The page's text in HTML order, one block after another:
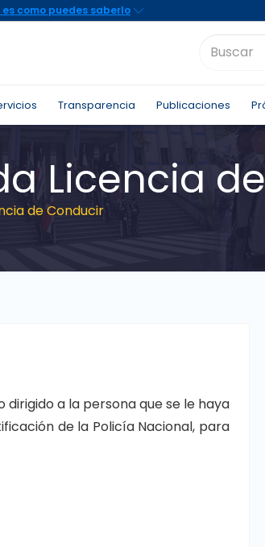
Transparencia Publicaciones
Licencia
de Conducir
dirigido a la persona que se le haya
de la Policía Nacional, para